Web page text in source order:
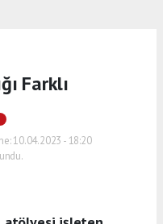
Farklı
10.04.2023 - 18:20